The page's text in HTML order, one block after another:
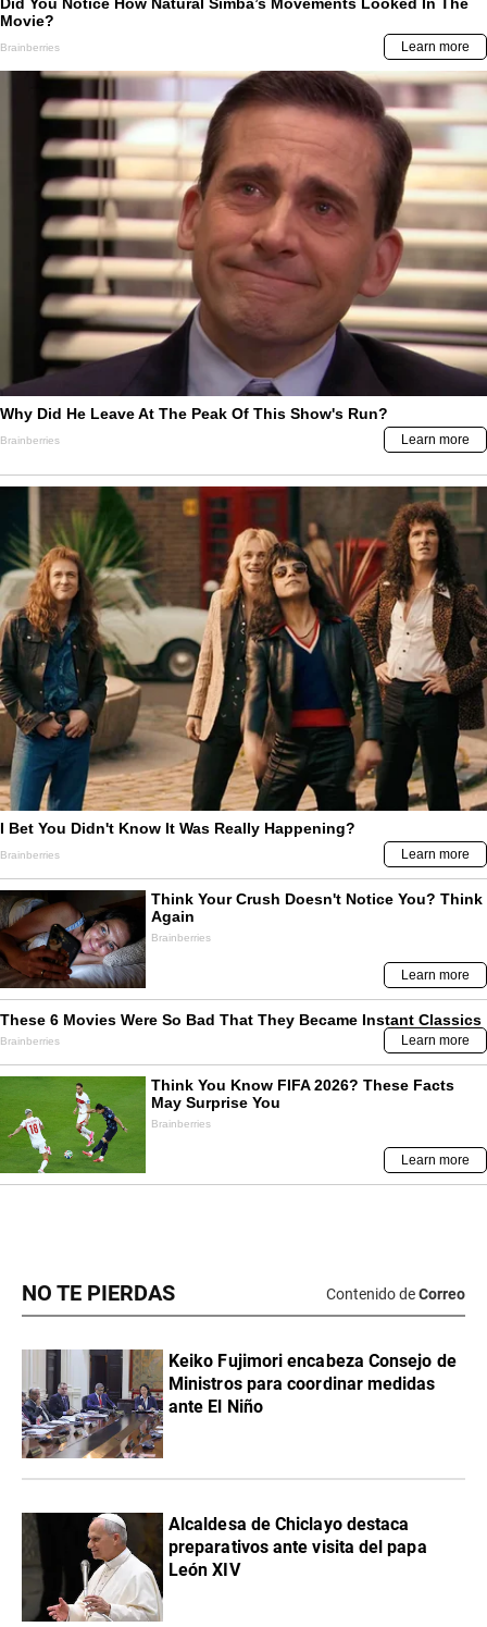
NO TE PIERDAS Contenido deCorreo
Keiko Fujimori encabeza Consejo de
Ministros para coordinar medidas
ante El Niño
Alcaldesa de Chiclayo destaca
preparativos ante visita del papa
León XIV